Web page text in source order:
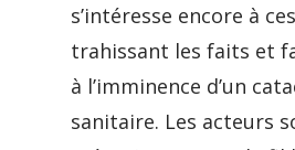
s’intéresse encore à
trahissant les faits et
à l’imminence d’un
sanitaire. Les acteurs